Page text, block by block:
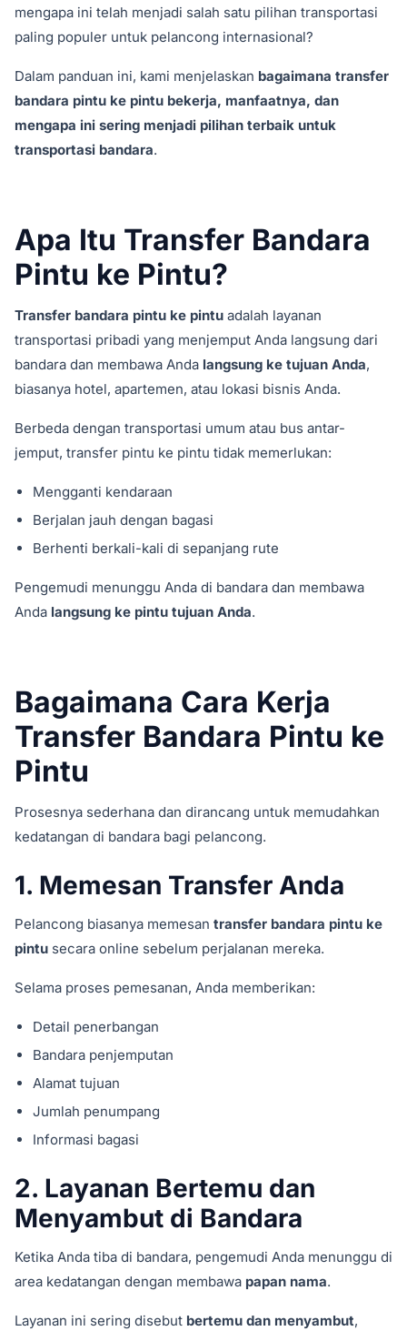
mengapa ini telah menjadi salah satu pilihan transportasi
paling populer untuk pelancong internasional?
Dalam panduan ini, kami menjelaskan bagaimana transfer
bandara pintu ke pintu bekerja, manfaatnya, dan
mengapa ini sering menjadi pilihan terbaik untuk
transportasi bandara.
Apa Itu Transfer Bandara
Pintu ke Pintu?
Transfer bandara pintu ke pintu adalah layanan
transportasi pribadi yang menjemput Anda langsung dari
bandara dan membawa Anda langsung ke tujuan Anda,
biasanya hotel, apartemen, atau lokasi bisnis Anda.
Berbeda dengan transportasi umum atau bus antar-
jemput, transfer pintu ke pintu tidak memerlukan:
Mengganti kendaraan
Berjalan jauh dengan bagasi
Berhenti berkali-kali di sepanjang rute
Pengemudi menunggu Anda di bandara dan membawa
Anda langsung ke pintu tujuan Anda.
Bagaimana Cara Kerja
Transfer Bandara Pintu ke
Pintu
Prosesnya sederhana dan dirancang untuk memudahkan
kedatangan di bandara bagi pelancong.
1. Memesan Transfer Anda
Pelancong biasanya memesan transfer bandara pintu ke
pintu secara online sebelum perjalanan mereka.
Selama proses pemesanan, Anda memberikan:
Detail penerbangan
Bandara penjemputan
Alamat tujuan
Jumlah penumpang
Informasi bagasi
2. Layanan Bertemu dan
Menyambut di Bandara
Ketika Anda tiba di bandara, pengemudi Anda menunggu di
area kedatangan dengan membawa papan nama.
Layanan ini sering disebut bertemu dan menyambut,